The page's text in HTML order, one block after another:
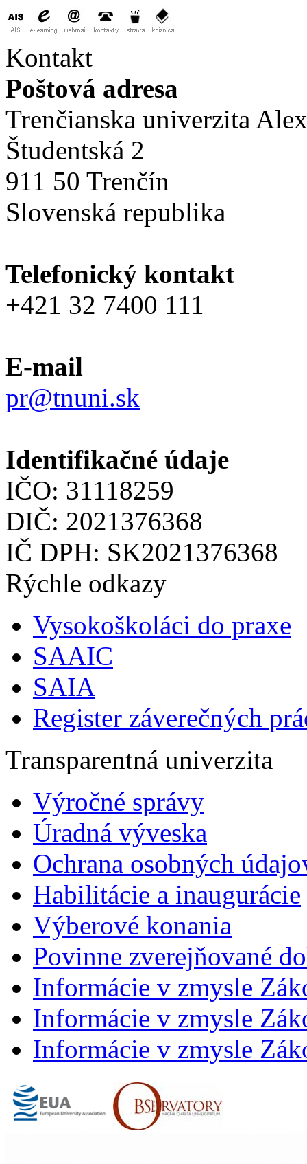
Kontakt
Poštová adresa
Trenčianska univerzita
Študentská 2
911 50 Trenčín
Slovenská republika
Telefonický kontakt
+421 32 7400 111
E-mail
pr@tnuni.sk
Identifikačné údaje
IČO: 31118259
DIČ: 2021376368
IČ DPH: SK2021376368
Rýchle odkazy
Vysokoškoláci do praxe
SAAIC
SAIA
Register záverečných
Transparentná univerzita
Výročné správy
Úradná výveska
Ochrana osobných
Habilitácie a inaugurácie
Výberové konania
Povinne zverejňované
Informácie v zmysle
Informácie v zmysle
Informácie v zmysle